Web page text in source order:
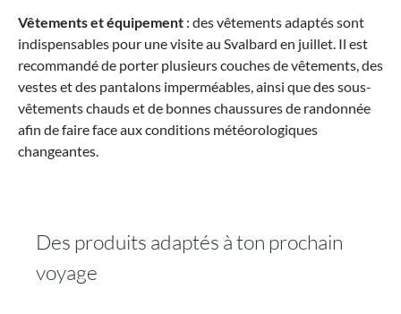
Vêtements et équipement : des vêtements adaptés sont
indispensables pour une visite au Svalbard en juillet. Il est
recommandé de porter plusieurs couches de vêtements, des
vestes et des pantalons imperméables, ainsi que des sous-
vêtements chauds et de bonnes chaussures de randonnée
afin de faire face aux conditions météorologiques
changeantes.
Des produits adaptés à ton prochain
voyage